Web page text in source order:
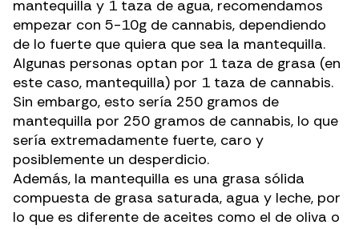
mantequilla y 1 taza de agua, recomendamos
empezar con 5-10g de cannabis, dependiendo
de lo fuerte que quiera que sea la mantequilla.
Algunas personas optan por 1 taza de grasa (en
este caso, mantequilla) por 1 taza de cannabis.
Sin embargo, esto sería 250 gramos de
mantequilla por 250 gramos de cannabis, lo que
sería extremadamente fuerte, caro y
posiblemente un desperdicio.
Además, la mantequilla es una grasa sólida
compuesta de grasa saturada, agua y leche, por
lo que es diferente de aceites como el de oliva o